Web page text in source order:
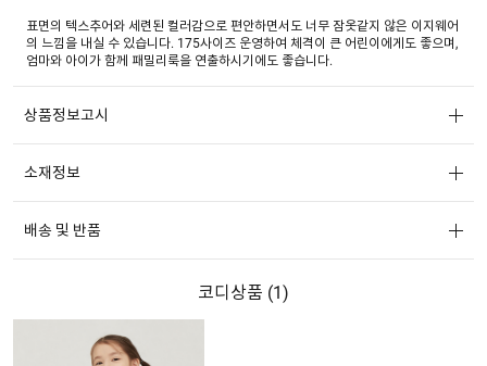
표면의 텍스추어와 세련된 컬러감으로 편안하면서도 너무 잠옷같지 않은 이지웨어
의 느낌을 내실 수 있습니다. 175사이즈 운영하여 체격이 큰 어린이에게도 좋으며,
엄마와 아이가 함께 패밀리룩을 연출하시기에도 좋습니다.
상품정보고시
소재정보
배송 및 반품
코디상품 (1)